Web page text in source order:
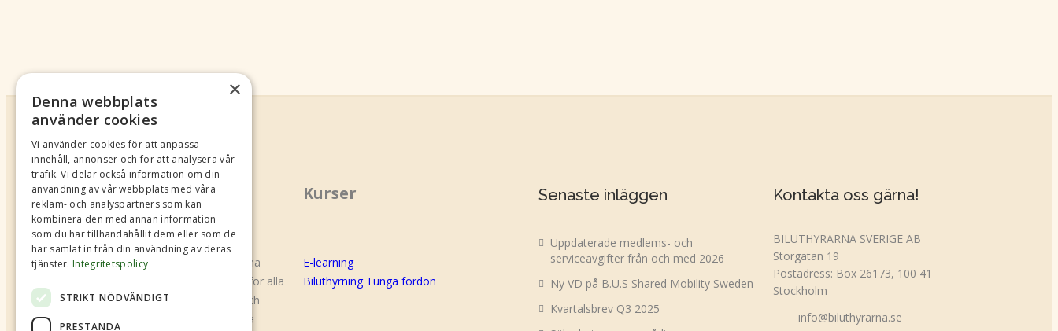
Om oss
B.U.S Shared Mobility (f.d Biluthyrarna
Sverige) är en branschorganisation för alla
företag som bedriver biluthyrning och
annan bildelning. Den gemensamma
Kurser
E-learning
Biluthyrning Tunga fordon
Senaste inläggen
Uppdaterade medlems- och
serviceavgifter från och med 2026
Ny VD på B.U.S Shared Mobility Sweden
Kvartalsbrev Q3 2025
Kontakta oss gärna!
BILUTHYRARNA SVERIGE AB
Storgatan 19
Postadress: Box 26173, 100 41
Stockholm
info@biluthyrarna.se
×
Denna webbplats
använder cookies
Vi använder cookies för att anpassa
innehåll, annonser och för att analysera vår
trafik. Vi delar också information om din
användning av vår webbplats med våra
reklam- och analyspartners som kan
kombinera den med annan information
som du har tillhandahållit dem eller som de
har samlat in från din användning av deras
tjänster. Integritetspolicy
STRIKT NÖDVÄNDIGT
PRESTANDA